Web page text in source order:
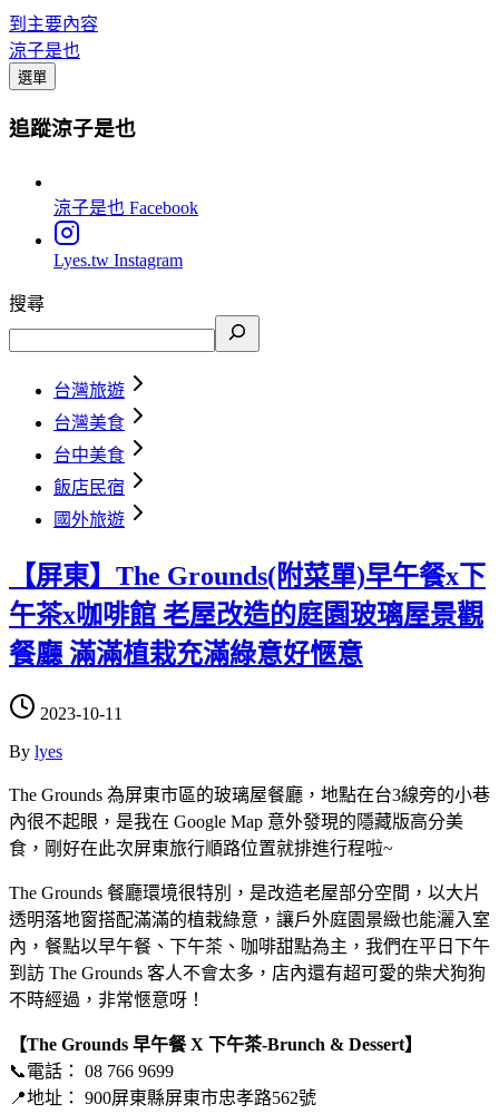
到主要內容
涼子是也
選單
追蹤涼子是也
涼子是也 Facebook
Lyes.tw Instagram
搜尋
台灣旅遊
台灣美食
台中美食
飯店民宿
國外旅遊
【屏東】The Grounds(附菜單)早午餐x下
午茶x咖啡館 老屋改造的庭園玻璃屋景觀
餐廳 滿滿植栽充滿綠意好愜意
2023-10-11
By lyes
The Grounds 為屏東市區的玻璃屋餐廳，地點在台3線旁的小巷
內很不起眼，是我在 Google Map 意外發現的隱藏版高分美
食，剛好在此次屏東旅行順路位置就排進行程啦~
The Grounds 餐廳環境很特別，是改造老屋部分空間，以大片
透明落地窗搭配滿滿的植栽綠意，讓戶外庭園景緻也能灑入室
內，餐點以早午餐、下午茶、咖啡甜點為主，我們在平日下午
到訪 The Grounds 客人不會太多，店內還有超可愛的柴犬狗狗
不時經過，非常愜意呀！
【The Grounds 早午餐 X 下午茶-Brunch & Dessert】
📞電話： 08 766 9699
📍地址： 900屏東縣屏東市忠孝路562號